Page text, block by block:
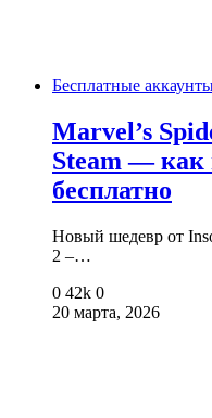
Бесплатные
Marvel’s
Steam — как
бесплатно
Новый шедевр от
2 –…
0 42k 0
20 марта, 2026